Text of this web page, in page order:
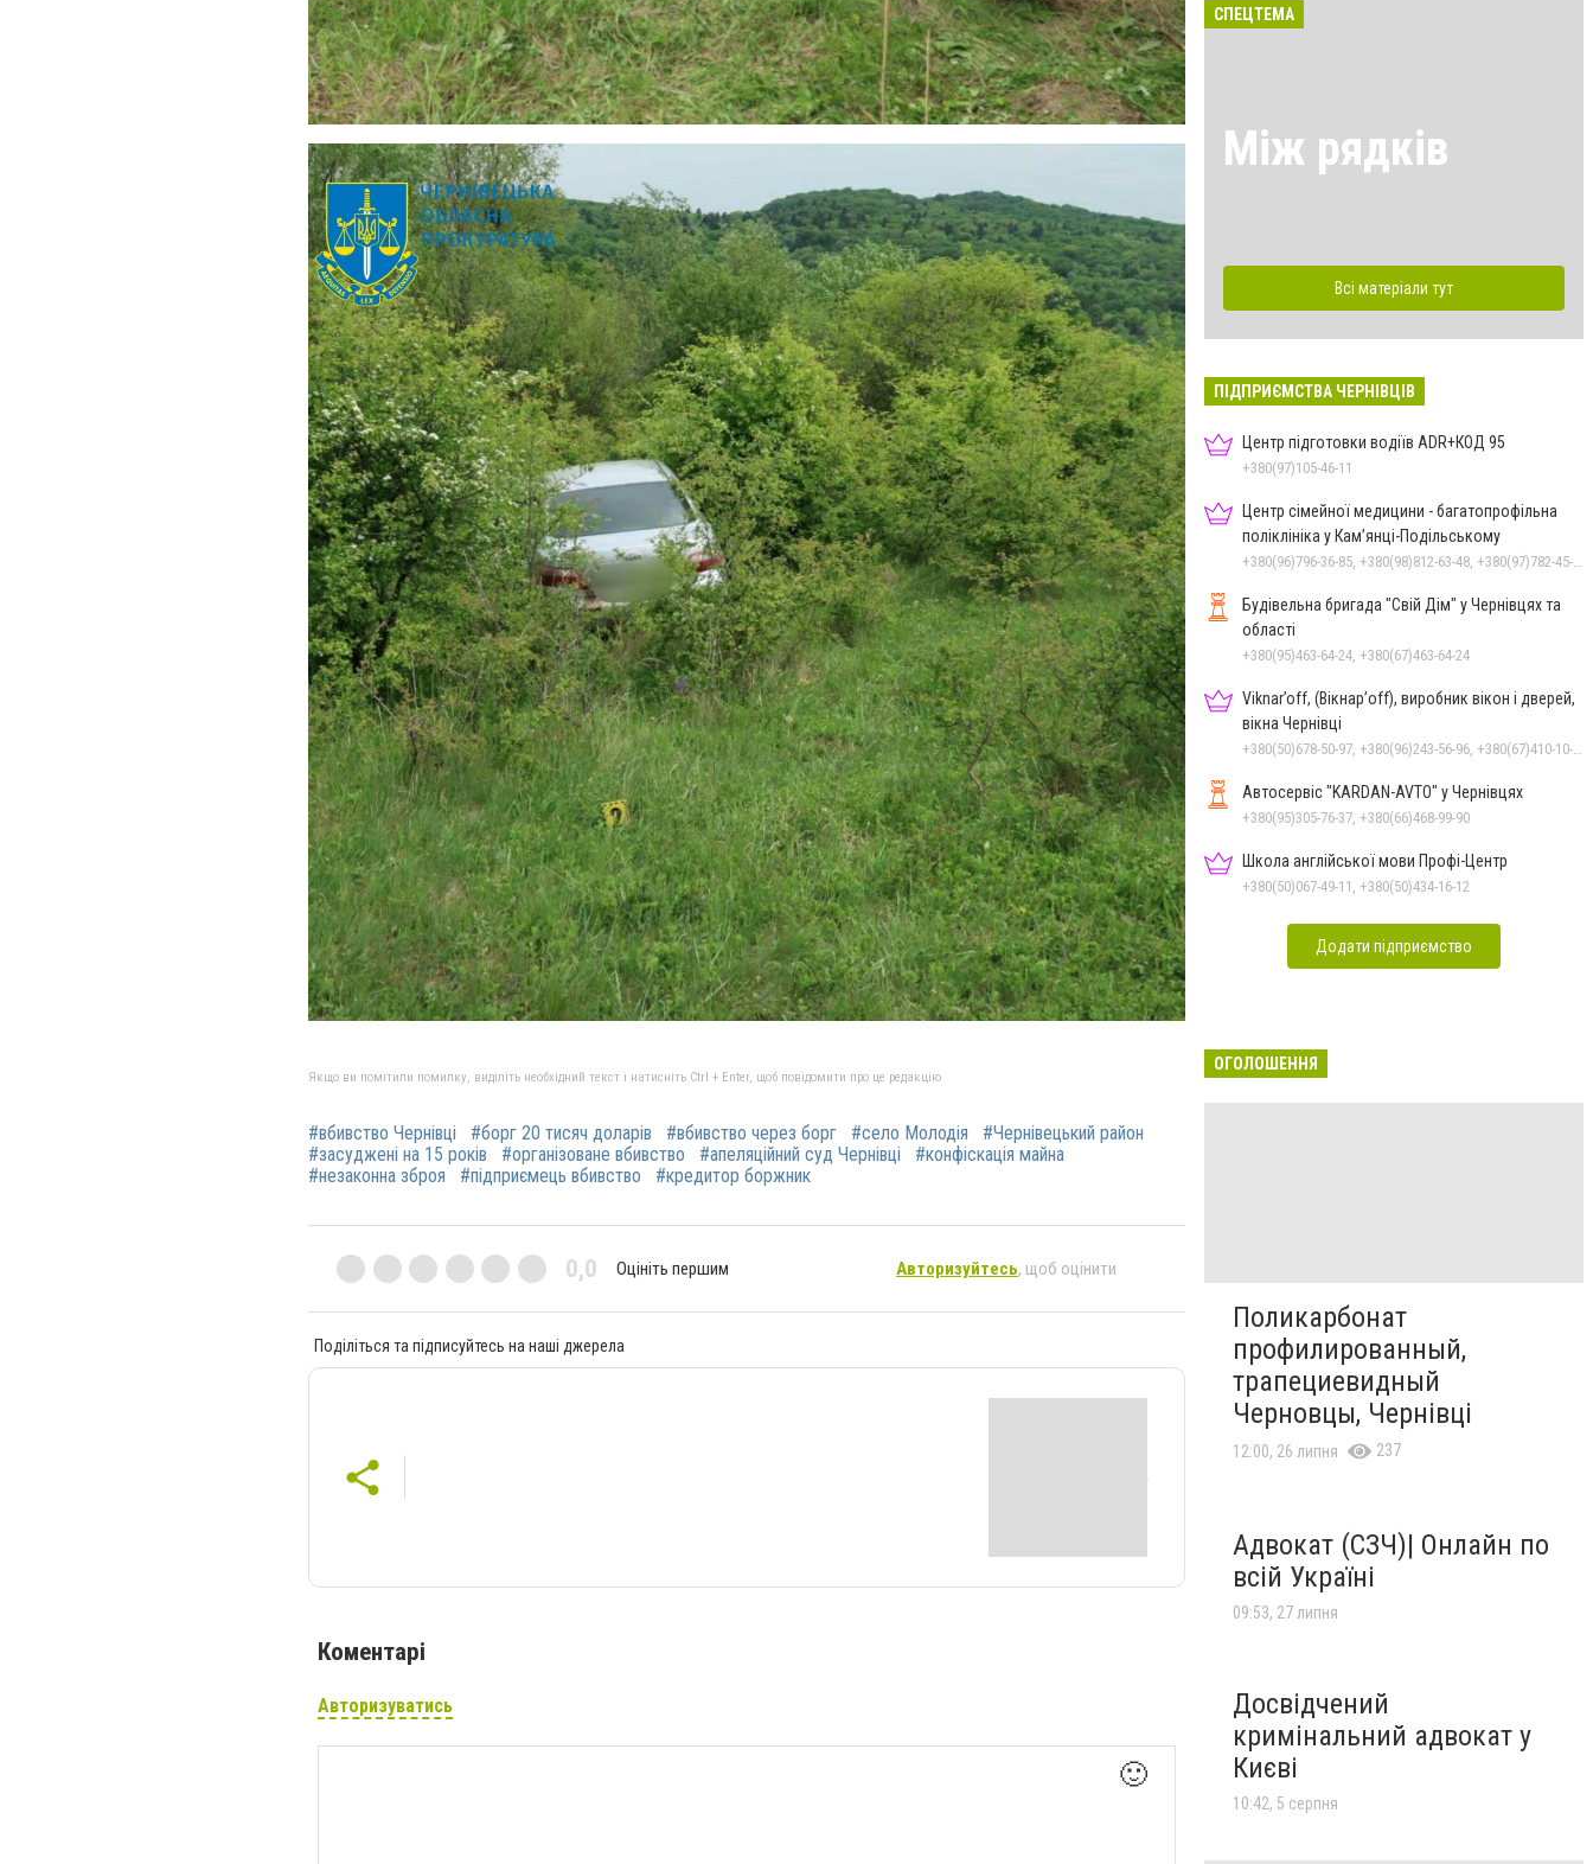
Якщо ви помітили помилку, виділіть необхідний текст і натисніть Ctrl + Enter, щоб повідомити про це редакцію
#вбивство Чернівці #борг 20 тисяч доларів #вбивство через борг #село Молодія
#Чернівецький район
#засуджені на 15 років
#організоване вбивство #апеляційний суд Чернівці
#конфіскація майна
#незаконна зброя
#підприємець вбивство #кредитор боржник
0,0 Оцініть першим Авторизуйтесь, щоб оцінити
Поділіться та підписуйтесь на наші джерела
Коментарі
Авторизуватись
🙂
СПЕЦТЕМА
Між рядків
Всі матеріали тут
ПІДПРИЄМСТВА ЧЕРНІВЦІВ
Центр підготовки водіїв ADR+КОД 95
+380(97)105-46-11
Центр сімейної медицини - багатопрофільна
поліклініка у Кам’янці-Подільському
Будівельна бригада "Свій Дім" у Чернівцях та
області
+380(95)463-64-24, +380(67)463-64-24
Viknar’off, (Вікнар’off), виробник вікон і дверей,
вікна Чернівці
Автосервіс "KARDAN-AVTO" у Чернівцях
+380(95)305-76-37, +380(66)468-99-90
Школа англійської мови Профі-Центр
+380(50)067-49-11, +380(50)434-16-12
Додати підприємство
ОГОЛОШЕННЯ
Поликарбонат
профилированный,
трапециевидный
Черновцы, Чернівці
12:00, 26 липня 237
Адвокат (СЗЧ)| Онлайн по
всій Україні
09:53, 27 липня
Досвідчений
кримінальний адвокат у
Києві
10:42, 5 серпня